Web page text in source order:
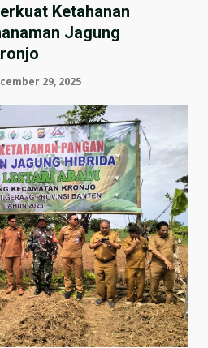
Ketahanan
Jagung
29, 2025